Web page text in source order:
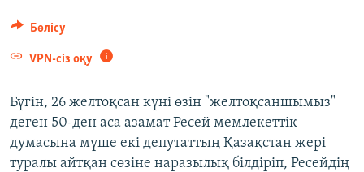
Бөлісу
VPN-сіз оқу
Бүгін, 26 желтоқсан күні өзін "желтоқсаншымыз"
деген 50-ден аса азамат Ресей мемлекеттік
думасына мүше екі депутаттың Қазақстан жері
туралы айтқан сөзіне наразылық білдіріп, Ресейдің